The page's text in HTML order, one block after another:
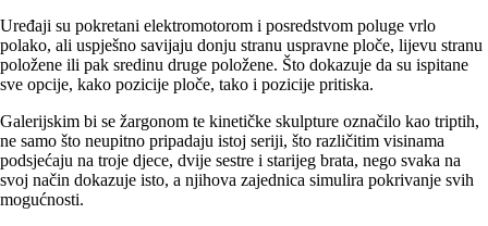
Uređaji su pokretani elektromotorom i posredstvom poluge vrlo
polako, ali uspješno savijaju donju stranu uspravne ploče, lijevu stranu
položene ili pak sredinu druge položene. Što dokazuje da su ispitane
sve opcije, kako pozicije ploče, tako i pozicije pritiska.
Galerijskim bi se žargonom te kinetičke skulpture označilo kao triptih,
ne samo što neupitno pripadaju istoj seriji, što različitim visinama
podsjećaju na troje djece, dvije sestre i starijeg brata, nego svaka na
svoj način dokazuje isto, a njihova zajednica simulira pokrivanje svih
mogućnosti.